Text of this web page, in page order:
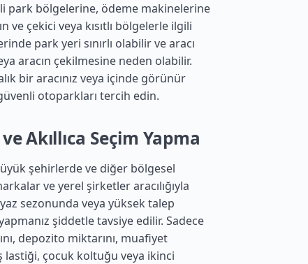
park bölgelerine, ödeme makinelerine
ve çekici veya kısıtlı bölgelerle ilgili
park yeri sınırlı olabilir ve aracı
aracın çekilmesine neden olabilir.
bir aracınız veya içinde görünür
otoparkları tercih edin.
Akıllıca Seçim Yapma
şehirlerde ve diğer bölgesel
ve yerel şirketler aracılığıyla
sezonunda veya yüksek talep
şiddetle tavsiye edilir. Sadece
depozito miktarını, muafiyet
lastiği, çocuk koltuğu veya ikinci